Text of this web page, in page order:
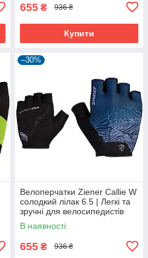
655 ₴ 936 ₴
Купити
–30%
Велоперчатки Ziener Callie W
солодкий лілак 6.5 | Легкі та
зручні для велосипедистів
В наявності
655 ₴ 936 ₴